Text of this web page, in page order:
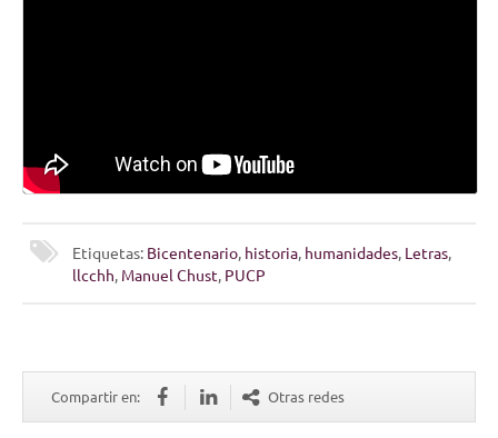
Etiquetas: Bicentenario, historia, humanidades, Letras,
llcchh, Manuel Chust, PUCP
Compartir en: Otras redes